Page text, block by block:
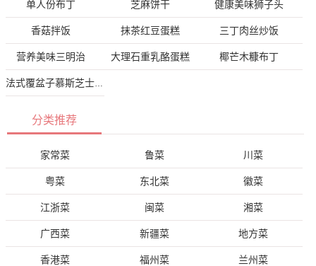
单人份布丁 芝麻饼干 健康美味狮子头
香菇拌饭 抹茶红豆蛋糕 三丁肉丝炒饭
营养美味三明治 大理石重乳酪蛋糕 椰芒木糠布丁
分类推荐
家常菜 鲁菜 川菜
粤菜 东北菜 徽菜
江浙菜 闽菜 湘菜
广西菜 新疆菜 地方菜
香港菜 福州菜 兰州菜